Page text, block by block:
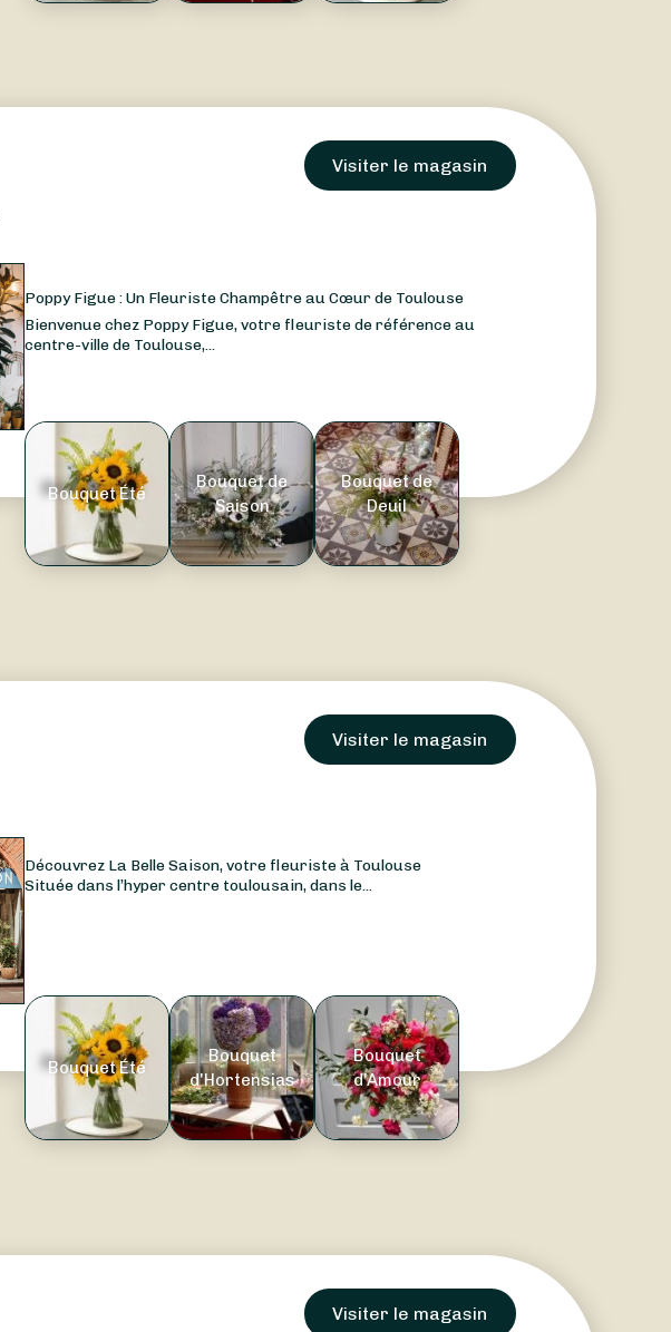
Visiter le magasin
Poppy Figue : Un Fleuriste Champêtre au Cœur de Toulouse
Bienvenue chez Poppy Figue, votre fleuriste de référence au
centre-ville de Toulouse,...
Bouquet Été
Bouquet de
Saison
Bouquet de
Deuil
Visiter le magasin
Découvrez La Belle Saison, votre fleuriste à Toulouse
Située dans l’hyper centre toulousain, dans le...
Bouquet Été
Bouquet
d'Hortensias
Bouquet
d'Amour
Visiter le magasin